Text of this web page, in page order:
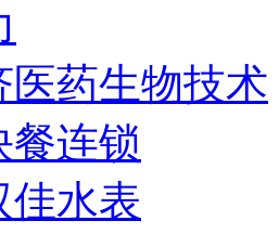
医药生物技术
餐连锁
佳水表